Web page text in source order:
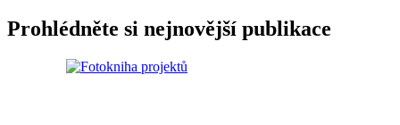
Prohlédněte si nejnovější publikace